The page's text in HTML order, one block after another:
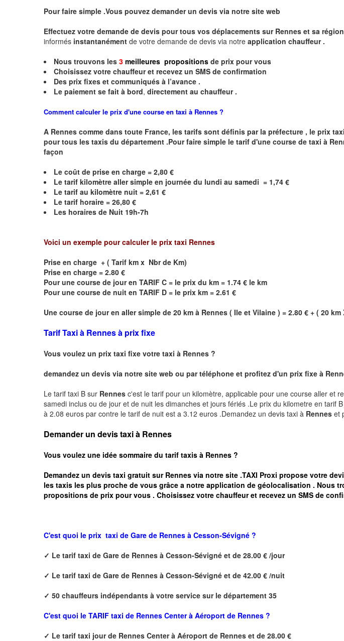
Pour faire simple .Vous pouvez demander un devis via notre site web
Effectuez votre demande de devis pour tous vos déplacements sur Rennes et sa
informés instantanément de votre demande de devis via notre application chauffeur .
Nous trouvons les 3 meilleures propositions de prix pour vous
Choisissez votre chauffeur et recevez un SMS de confirmation
Des prix fixes et communiqués à l’avance .
Le paiement se fait à bord, directement au chauffeur .
Comment calculer le prix d'une course en taxi à Rennes ?
A Rennes comme dans toute France, les tarifs sont définis par la préfecture , le prix
pour tous les taxis du département .Pour faire simple le tarif d'une course de taxi à
façon
Le coût de prise en charge = 2,80 €
Le tarif kilomètre aller simple en journée du lundi au samedi = 1,74 €
Le tarif au kilomètre nuit = 2,61 €
Le tarif horaire = 26,80 €
Les horaires de Nuit 19h-7h
Voici un exemple pour calculer le prix taxi Rennes
Prise en charge + ( Tarif km x Nbr de Km)
Prise en charge = 2.80 €
Pour une course de jour en TARIF C = le prix du km = 1.74 € le km
Pour une course de nuit en TARIF D = le prix km = 2.61 €
Une course de jour en aller simple de 20 km à Rennes ( Ile et Vilaine ) = 2.80 € + ( 20 km
Tarif Taxi à Rennes à prix fixe
Vous voulez un prix taxi fixe votre taxi à Rennes ?
demandez un devis via notre site web ou par téléphone et profitez d'un prix fixe à
Le tarif taxi B sur Rennes c'est le tarif pour un kilomètre, applicable pour une course aller et
samedi inclus ou de jour et de nuit les dimanches et jours fériés .Le prix du kilometre en tarif
à 2.08 euros par contre le tarif de nuit est a 3.12 euros .Demandez un devis taxi à Rennes et
Demander un devis taxi à Rennes
Vous voulez une idée sommaire du tarif taxis à Rennes ?
Demandez un devis taxi gratuit sur Rennes via notre site .TAXI Proxi propose votre
les taxis les plus proche de vous grâce a notre application de géolocalisation . Nous
propositions de prix pour vous . Choisissez votre chauffeur et recevez un SMS de
C'est quoi le prix taxi de Gare de Rennes à Cesson-Sévigné ?
✓ Le tarif taxi de Gare de Rennes à Cesson-Sévigné et de 28.00 € /jour
✓ Le tarif taxi de Gare de Rennes à Cesson-Sévigné et de 42.00 € /nuit
✓ 50 chauffeurs indépendants à votre service sur le département 35
C'est quoi le TARIF taxi de Rennes Center à Aéroport de Rennes ?
✓ Le tarif taxi jour de Rennes Center à Aéroport de Rennes et de 28.00 €